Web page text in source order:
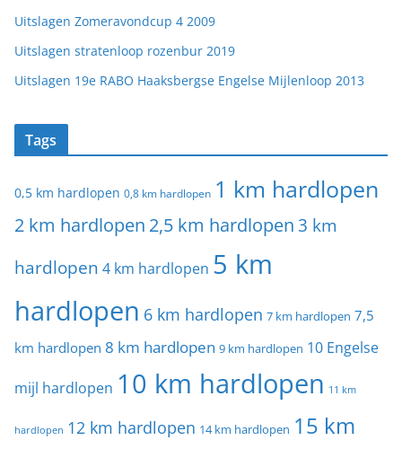
Uitslagen Zomeravondcup 4 2009
Uitslagen stratenloop rozenbur 2019
Uitslagen 19e RABO Haaksbergse Engelse Mijlenloop 2013
Tags
0,5 km hardlopen 0,8 km hardlopen 1 km hardlopen
2 km hardlopen 2,5 km hardlopen 3 km
hardlopen 4 km hardlopen 5 km
hardlopen 6 km hardlopen 7 km hardlopen 7,5
km hardlopen 8 km hardlopen 9 km hardlopen 10 Engelse
mijl hardlopen 10 km hardlopen 11 km
hardlopen 12 km hardlopen 14 km hardlopen 15 km